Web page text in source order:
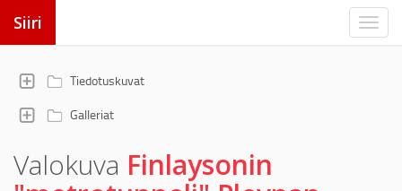
Siiri
Tiedotuskuvat
Galleriat
Valokuva Finlaysonin